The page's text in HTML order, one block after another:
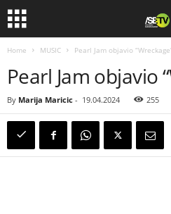
Home MUSIC Pearl Jam objavio
Pearl Jam objavio
By Marija Maricic - 19.04.2024 255